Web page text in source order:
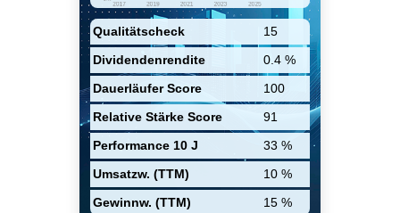
Qualitätscheck
15
Dividendenrendite
0.4 %
Dauerläufer Score
100
Relative Stärke Score
91
Performance 10 J
33 %
Umsatzw. (TTM)
10 %
Gewinnw. (TTM)
15 %